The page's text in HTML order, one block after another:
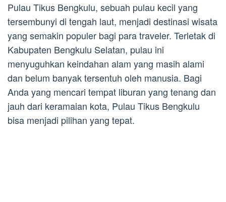
Pulau Tikus Bengkulu, sebuah pulau kecil yang
tersembunyi di tengah laut, menjadi destinasi wisata
yang semakin populer bagi para traveler. Terletak di
Kabupaten Bengkulu Selatan, pulau ini
menyuguhkan keindahan alam yang masih alami
dan belum banyak tersentuh oleh manusia. Bagi
Anda yang mencari tempat liburan yang tenang dan
jauh dari keramaian kota, Pulau Tikus Bengkulu
bisa menjadi pilihan yang tepat.